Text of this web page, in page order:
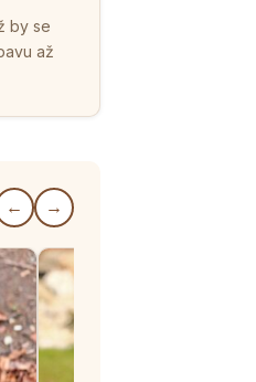
by se
až
← →